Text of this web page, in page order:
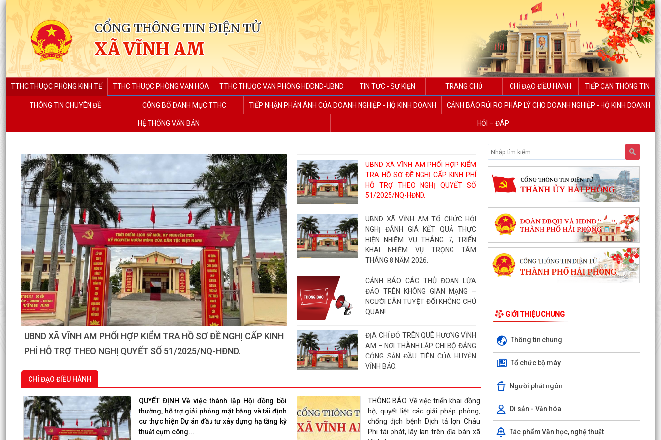
CỔNG THÔNG TIN ĐIỆN TỬ
XÃ VĨNH AM
TTHC THUỘC PHÒNG KINH TẾ TTHC THUỘC PHÒNG VĂN HÓA TTHC THUỘC VĂN PHÒNG HDDND-UBND TIN TỨC - SỰ KIỆN TRANG CHỦ CHỈ ĐẠO ĐIỀU HÀNH TIẾP CẬN THÔNG TIN
THÔNG TIN CHUYÊN ĐỀ CÔNG BỐ DANH MỤC TTHC TIẾP NHẬN PHẢN ÁNH CỦA DOANH NGHIỆP - HỘ KINH DOANH CẢNH BÁO RỦI RO PHÁP LÝ CHO DOANH NGHIỆP - HỘ KINH DOANH
HỆ THỐNG VĂN BẢN HỎI – ĐÁP
UBND XÃ VĨNH AM TỔ CHỨC HỘI NGHỊ ĐÁNH GIÁ KẾT QUẢ THỰC
HIỆN NHIỆM VỤ THÁNG 7, TRIỂN KHAI NHIỆM VỤ TRỌNG TÂM
UBND XÃ VĨNH AM PHỐI HỢP KIỂM
TRA HỒ SƠ ĐỀ NGHỊ CẤP KINH PHÍ
HỖ TRỢ THEO NGHỊ QUYẾT SỐ
51/2025/NQ-HĐND.
UBND XÃ VĨNH AM TỔ CHỨC HỘI
NGHỊ ĐÁNH GIÁ KẾT QUẢ THỰC
HIỆN NHIỆM VỤ THÁNG 7, TRIỂN
KHAI NHIỆM VỤ TRỌNG TÂM
THÁNG 8 NĂM 2026.
CẢNH BÁO CÁC THỦ ĐOẠN LỪA
ĐẢO TRÊN KHÔNG GIAN MẠNG –
NGƯỜI DÂN TUYỆT ĐỐI KHÔNG CHỦ
QUAN!
ĐỊA CHỈ ĐỎ TRÊN QUÊ HƯƠNG VĨNH
AM – NƠI THÀNH LẬP CHI BỘ ĐẢNG
CỘNG SẢN ĐẦU TIÊN CỦA HUYỆN
VĨNH BẢO.
THƯ CẢM ƠN Về việc ủng hộ Quỹ
"Đền ơn đáp nghĩa" năm 2026
CHỈ ĐẠO ĐIỀU HÀNH
QUYẾT ĐỊNH Về việc thành lập Hội đồng bồi
thường, hỗ trợ giải phóng mặt bằng và tái định
cư thực hiện Dự án đầu tư xây dựng hạ tầng kỹ
thuật cụm công...
THÔNG BÁO Về việc triển khai đồng
bộ, quyết liệt các giải pháp phòng,
chống dịch bệnh Dịch tả lợn Châu
Phi tái phát, lây lan trên địa bàn xã
GIỚI THIỆU CHUNG
Thông tin chung
Tổ chức bộ máy
Người phát ngôn
Di sản - Văn hóa
Tác phẩm Văn học, nghệ thuật